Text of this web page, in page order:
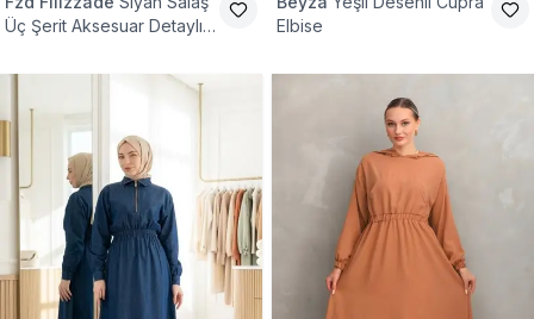
Üç Şerit Aksesuar Detaylı
Elbise